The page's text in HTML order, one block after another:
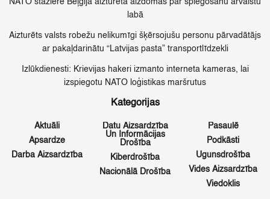
labā
Aizturēts valsts robežu nelikumīgi šķērsojušu personu pārvadātājs
ar pakaļdarinātu “Latvijas pasta” transportlīdzekli
Izlūkdienesti: Krievijas hakeri izmanto interneta kameras, lai
izspiegotu NATO loģistikas maršrutus
Kategorijas
Aktuāli
Apsardze
Darba Aizsardzība
Datu Aizsardzība
Un Informācijas
Drošība
Kiberdrošība
Nacionālā Drošība
Pasaulē
Podkāsti
Ugunsdrošība
Vides Aizsardzība
Viedoklis